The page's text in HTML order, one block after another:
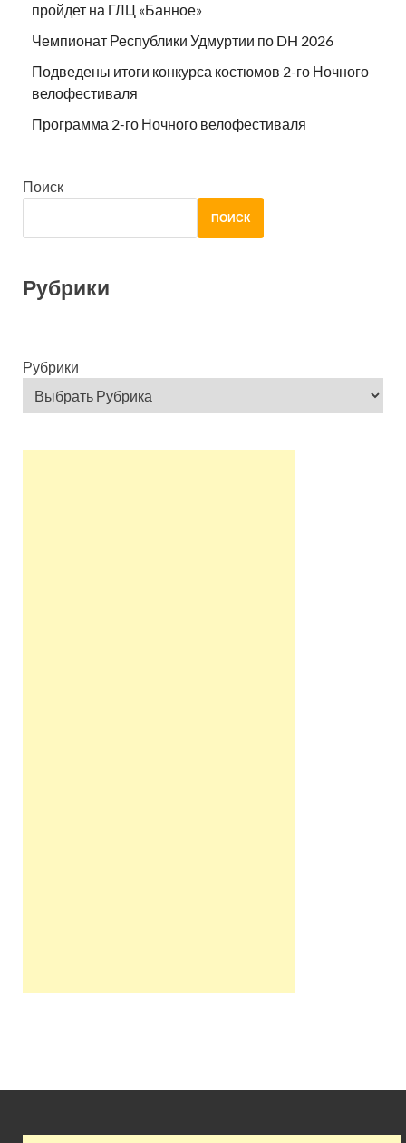
пройдет на ГЛЦ «Банное»
Чемпионат Республики Удмуртии по DH 2026
Подведены итоги конкурса костюмов 2-го Ночного
велофестиваля
Программа 2-го Ночного велофестиваля
Поиск
ПОИСК
Рубрики
Рубрики